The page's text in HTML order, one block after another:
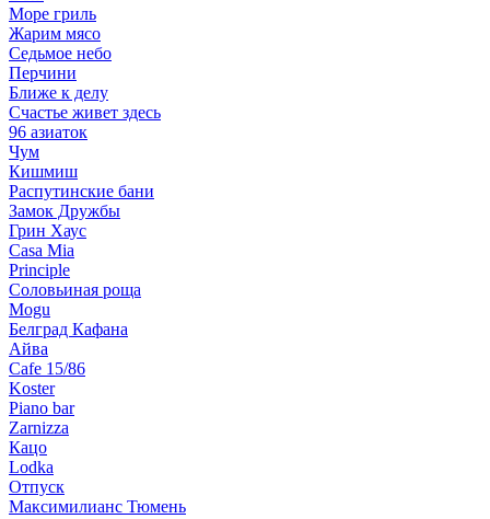
Море гриль
Жарим мясо
Седьмое небо
Перчини
Ближе к делу
Счастье живет здесь
96 азиаток
Чум
Кишмиш
Распутинские бани
Замок Дружбы
Грин Хаус
Casa Mia
Principle
Соловьиная роща
Mogu
Белград Кафана
Айва
Cafe 15/86
Koster
Piano bar
Zarnizza
Кацо
Lodka
Отпуск
Максимилианс Тюмень